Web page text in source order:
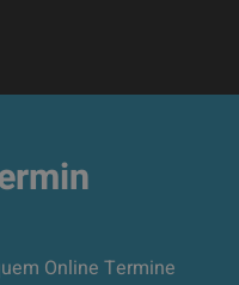
Online Termine